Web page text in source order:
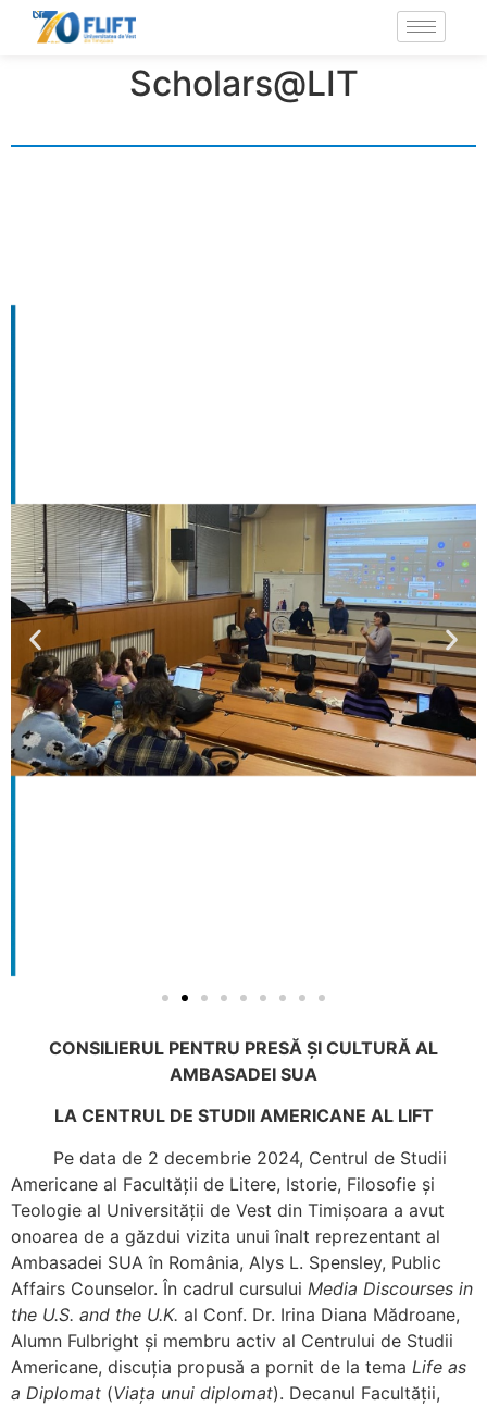
Scholars@LIT
CONSILIERUL PENTRU PRESĂ ȘI CULTURĂ AL
AMBASADEI SUA
LA CENTRUL DE STUDII AMERICANE AL LIFT
Pe data de 2 decembrie 2024, Centrul de Studii
Americane al Facultății de Litere, Istorie, Filosofie și
Teologie al Universității de Vest din Timișoara a avut
onoarea de a găzdui vizita unui înalt reprezentant al
Ambasadei SUA în România, Alys L. Spensley, Public
Affairs Counselor. În cadrul cursului Media Discourses in
the U.S. and the U.K. al Conf. Dr. Irina Diana Mădroane,
Alumn Fulbright și membru activ al Centrului de Studii
Americane, discuția propusă a pornit de la tema Life as
a Diplomat (Viața unui diplomat). Decanul Facultății,